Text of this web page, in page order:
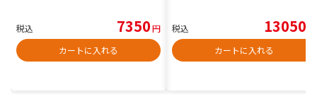
税込 7350円
カートに入れる
税込 13050
カートに入れる